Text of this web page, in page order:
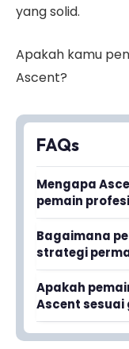
yang solid.
Apakah kamu
Ascent?
FAQs
Mengapa
pemain
Ascent dipilih
keunikan
attacker dan
sederhana
gameplay.
Bagaimana
strategi
Peta Ascent
permainan
jelas, dan
pemain harus
Apakah
Ascent sesuai
Ya, pemain